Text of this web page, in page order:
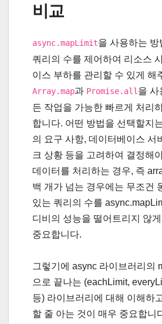
비교
async.mapLimit을 사용하는 방
쿼리의 수를 제어하여 리소스
이스 부하를 관리할 수 있게 해
Array.map과 Promise.all 을 사
든 작업을 가능한 빠르게 처리
합니다. 어떤 방법을 선택할지
의 요구 사항, 데이터베이스 서
크 상황 등을 고려하여 결정해
데이터를 처리하는 경우, 즉
백 개가 넘는 경우에는 무조건
있는 쿼리의 수를
디비의 성능을 떨어트리지 않게
중요합니다.
그렇기에 async 라이브러리의
으로 끝나는 (eachLimit,
등) 라이브러리에 대해 이해하
할 줄 아는 것이 매우 중요합니